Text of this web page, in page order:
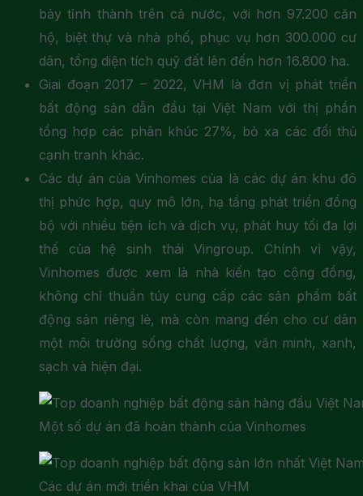
bảy tỉnh thành trên cả nước, với hơn 97.200 căn
hộ, biệt thự và nhà phố, phục vụ hơn 300.000 cư
dân, tổng diện tích quỹ đất lên đến hơn 16.800 ha.
Giai đoạn 2017 – 2022, VHM là đơn vị phát triển
bất động sản dẫn đầu tại Việt Nam với thị phần
tổng hợp các phân khúc 27%, bỏ xa các đối thủ
cạnh tranh khác.
Các dự án của Vinhomes của là các dự án khu đô
thị phức hợp, quy mô lớn, hạ tầng phát triển đồng
bộ với nhiều tiện ích và dịch vụ, phát huy tối đa lợi
thế của hệ sinh thái Vingroup. Chính vì vậy,
Vinhomes được xem là nhà kiến tạo cộng đồng,
không chỉ thuần túy cung cấp các sản phẩm bất
động sản riêng lẻ, mà còn mang đến cho cư dân
một môi trường sống chất lượng, văn minh, xanh,
sạch và hiện đại.
Một số dự án đã hoàn thành của Vinhomes
Các dự án mới triển khai của VHM